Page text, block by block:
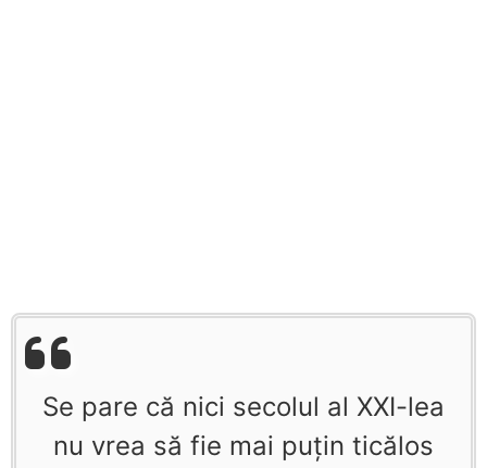
Se pare că nici secolul al XXI-lea
nu vrea să fie mai puţin ticălos